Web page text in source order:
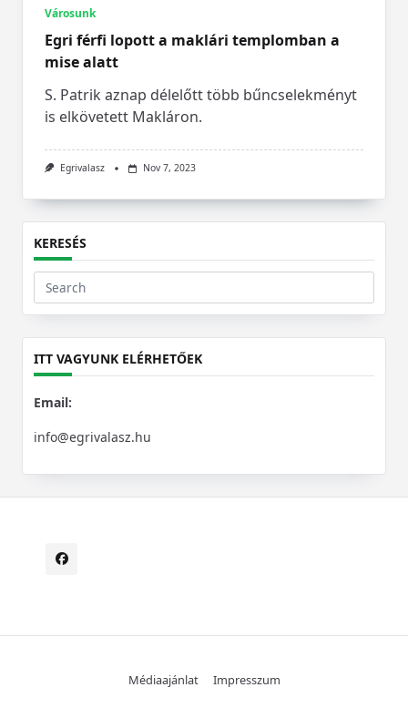
Városunk
Egri férfi lopott a maklári templomban a
mise alatt
S. Patrik aznap délelőtt több bűncselekményt
is elkövetett Makláron.
Egrivalasz Nov 7, 2023
KERESÉS
Search
for:
ITT VAGYUNK ELÉRHETŐEK
Email:
info@egrivalasz.hu
Médiaajánlat Impresszum